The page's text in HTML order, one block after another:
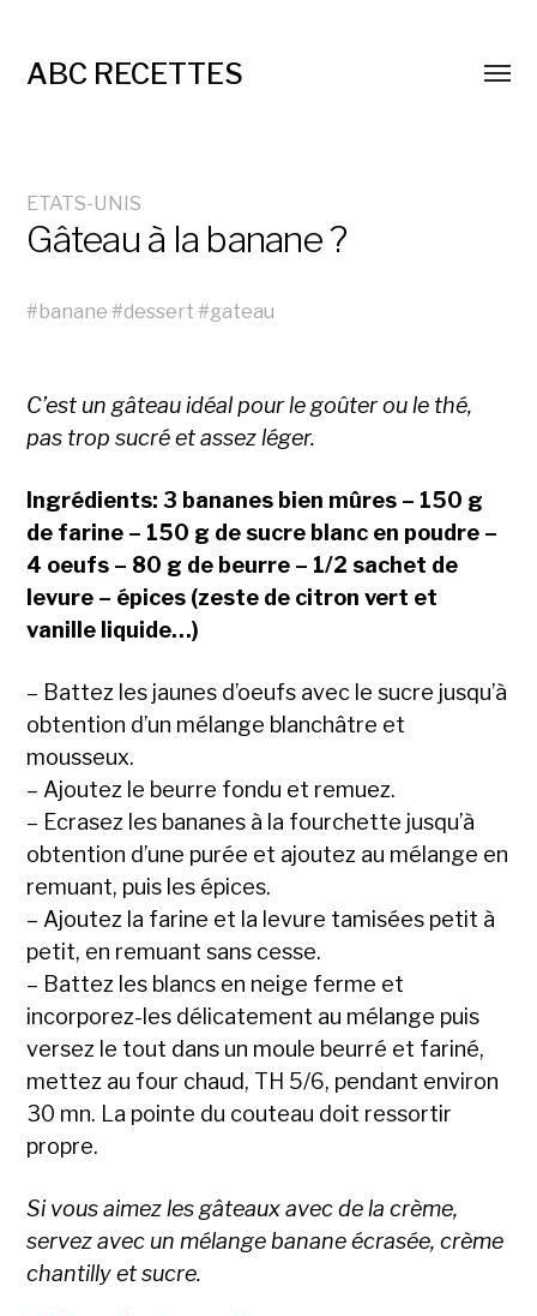
ABC RECETTES
ETATS-UNIS
Gâteau à la banane ?
#banane #dessert #gateau
C’est un gâteau idéal pour le goûter ou le thé,
pas trop sucré et assez léger.
Ingrédients: 3 bananes bien mûres – 150 g
de farine – 150 g de sucre blanc en poudre –
4 oeufs – 80 g de beurre – 1/2 sachet de
levure – épices (zeste de citron vert et
vanille liquide…)
– Battez les jaunes d’oeufs avec le sucre jusqu’à
obtention d’un mélange blanchâtre et
mousseux.
– Ajoutez le beurre fondu et remuez.
– Ecrasez les bananes à la fourchette jusqu’à
obtention d’une purée et ajoutez au mélange en
remuant, puis les épices.
– Ajoutez la farine et la levure tamisées petit à
petit, en remuant sans cesse.
– Battez les blancs en neige ferme et
incorporez-les délicatement au mélange puis
versez le tout dans un moule beurré et fariné,
mettez au four chaud, TH 5/6, pendant environ
30 mn. La pointe du couteau doit ressortir
propre.
Si vous aimez les gâteaux avec de la crème,
servez avec un mélange banane écrasée, crème
chantilly et sucre.